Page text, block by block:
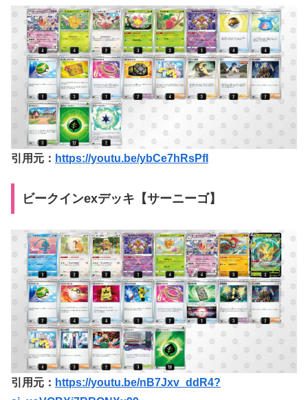
引用元： https://youtu.be/ybCe7hRsPfI
ビークインexデッキ【サーニーゴ】
引用元： https://youtu.be/nB7Jxv_ddR4?